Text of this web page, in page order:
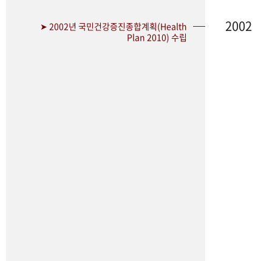
➤ 2002년 국민건강증진종합계획(Health
Plan 2010) 수립
2002